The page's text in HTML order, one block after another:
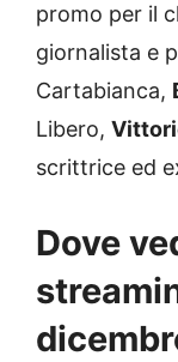
promo per il
giornalista e
Cartabianca,
Libero,
scrittrice ed
Dove